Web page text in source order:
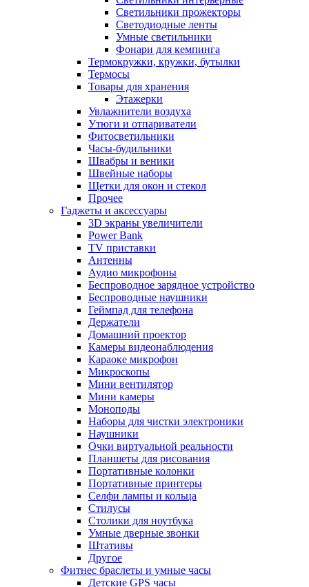
Светильники прожекторы
Светодиодные ленты
Умные светильники
Фонари для кемпинга
Термокружки, кружки, бутылки
Термосы
Товары для хранения
Этажерки
Увлажнители воздуха
Утюги и отпариватели
Фитосветильники
Часы-будильники
Швабры и веники
Швейные наборы
Щетки для окон и стекол
Прочее
Гаджеты и аксессуары
3D экраны увеличители
Power Bank
TV приставки
Антенны
Аудио микрофоны
Беспроводное зарядное устройство
Беспроводные наушники
Геймпад для телефона
Держатели
Домашний проектор
Камеры видеонаблюдения
Караоке микрофон
Микроскопы
Мини вентилятор
Мини камеры
Моноподы
Наборы для чистки электроники
Наушники
Очки виртуальной реальности
Планшеты для рисования
Портативные колонки
Портативные принтеры
Селфи лампы и кольца
Стилусы
Столики для ноутбука
Умные дверные звонки
Штативы
Другое
Фитнес браслеты и умные часы
Детские GPS часы